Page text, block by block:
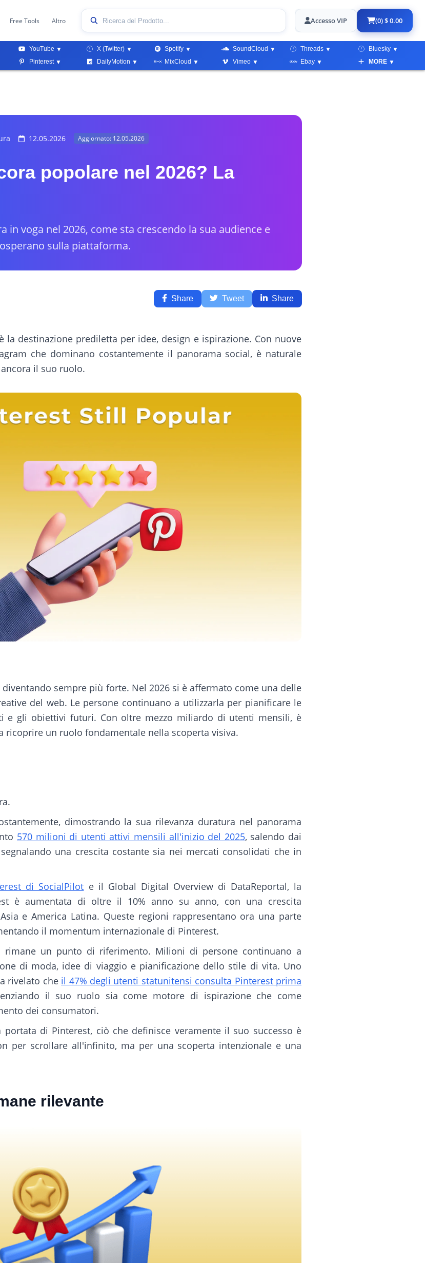
Free Tools Altro Accesso VIP (0) $ 0.00
YouTube X (Twitter) Spotify SoundCloud Threads
Bluesky
Pinterest DailyMotion MixCloud Vimeo Ebay MORE
12.05.2026 Aggiornato: 12.05.2026
popolare nel 2026? La
in voga nel 2026, come sta crescendo la sua audience e
sulla piattaforma.
Share Tweet Share
la destinazione prediletta per idee, design e ispirazione. Con nuove
che dominano costantemente il panorama social, è naturale
il suo ruolo.
sempre più forte. Nel 2026 si è affermato come una delle
del web. Le persone continuano a utilizzarla per pianificare le
e gli obiettivi futuri. Con oltre mezzo miliardo di utenti mensili, è
ricoprire un ruolo fondamentale nella scoperta visiva.
dimostrando la sua rilevanza duratura nel panorama
570 milioni di utenti attivi mensili all'inizio del 2025, salendo dai
una crescita costante sia nei mercati consolidati che in
di SocialPilot e il Global Digital Overview di DataReportal, la
è aumentata di oltre il 10% anno su anno, con una crescita
e America Latina. Queste regioni rappresentano ora una parte
il momentum internazionale di Pinterest.
rimane un punto di riferimento. Milioni di persone continuano a
di moda, idee di viaggio e pianificazione dello stile di vita. Uno
rivelato che il 47% degli utenti statunitensi consulta Pinterest prima
il suo ruolo sia come motore di ispirazione che come
dei consumatori.
di Pinterest, ciò che definisce veramente il suo successo è
per scrollare all'infinito, ma per una scoperta intenzionale e una
rilevante